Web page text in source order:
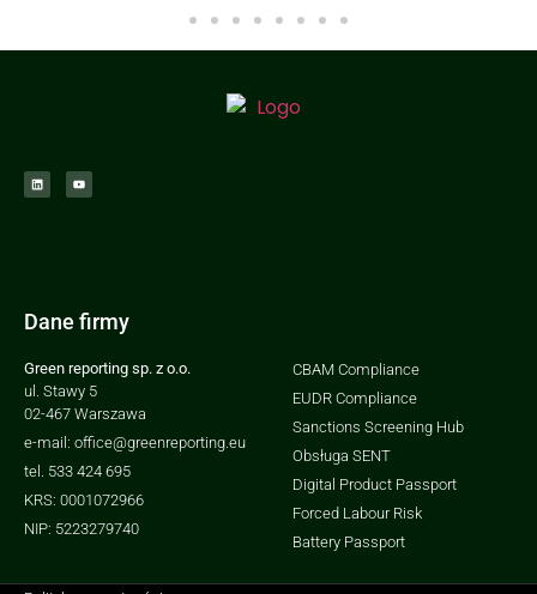
Dane firmy
Green reporting sp. z o.o.
ul. Stawy 5
02-467 Warszawa
e-mail: office@greenreporting.eu
tel. 533 424 695
KRS: 0001072966
NIP: 5223279740
CBAM Compliance
EUDR Compliance
Sanctions Screening Hub
Obsługa SENT
Digital Product Passport
Forced Labour Risk
Battery Passport